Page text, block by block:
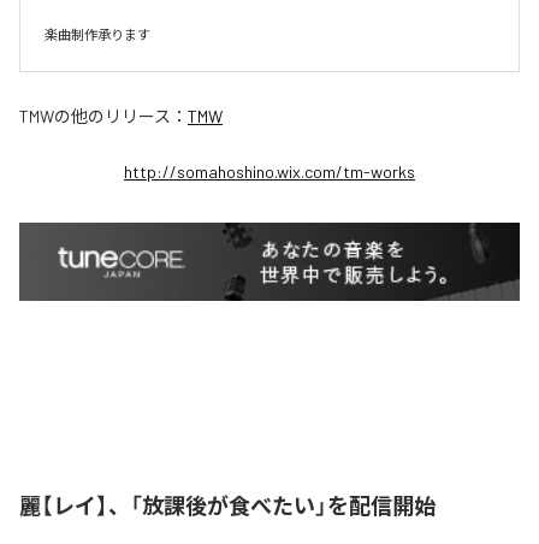
楽曲制作承ります
TMWの他のリリース： TMW
http://somahoshino.wix.com/tm-works
麗【レイ】、「放課後が食べたい」を配信開始